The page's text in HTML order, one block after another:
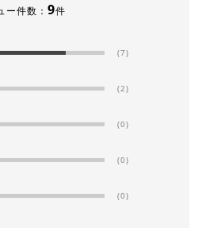
ー件数： 9件
(7)
(2)
(0)
(0)
(0)